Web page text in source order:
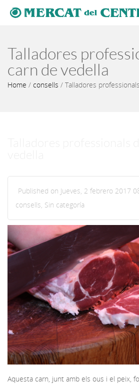
Talladores
carn de vedella
Home / consells / Talladores
Published on Jueves, 2 febrero 2017
consells, Sin categoría
Aquesta carn, junt amb els ous i el peix,